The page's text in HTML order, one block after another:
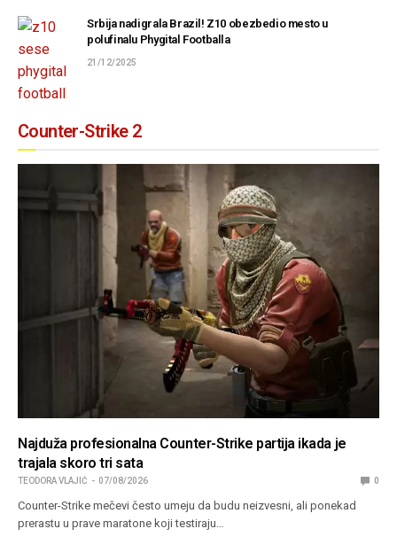
Srbija nadigrala Brazil! Z10 obezbedio mesto u
polufinalu Phygital Footballa
21/12/2025
Counter-Strike 2
Najduža profesionalna Counter-Strike partija ikada je
trajala skoro tri sata
TEODORA VLAJIĆ 07/08/2026 0
Counter-Strike mečevi često umeju da budu neizvesni, ali ponekad
prerastu u prave maratone koji testiraju…